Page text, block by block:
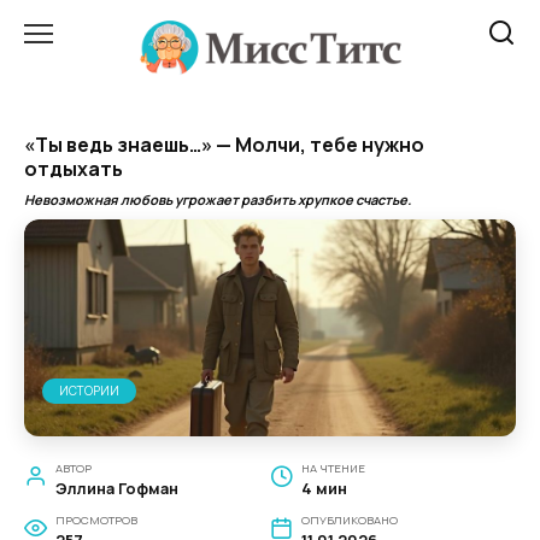
«Ты ведь знаешь…» — Молчи, тебе нужно
отдыхать
Невозможная любовь угрожает разбить хрупкое счастье.
ИСТОРИИ
АВТОР
Эллина Гофман
НА ЧТЕНИЕ
4 мин
ПРОСМОТРОВ ОПУБЛИКОВАНО